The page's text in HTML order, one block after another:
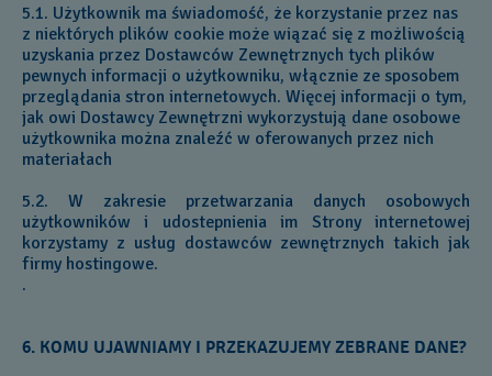
5.1. Użytkownik ma świadomość, że korzystanie przez nas
z niektórych plików cookie może wiązać się z możliwością
uzyskania przez Dostawców Zewnętrznych tych plików
pewnych informacji o użytkowniku, włącznie ze sposobem
przeglądania stron internetowych. Więcej informacji o tym,
jak owi Dostawcy Zewnętrzni wykorzystują dane osobowe
użytkownika można znaleźć w oferowanych przez nich
materiałach
5.2. W zakresie przetwarzania danych osobowych
użytkowników i udostepnienia im Strony internetowej
korzystamy z usług dostawców zewnętrznych takich jak
firmy hostingowe.
.
6. KOMU UJAWNIAMY I PRZEKAZUJEMY ZEBRANE DANE?